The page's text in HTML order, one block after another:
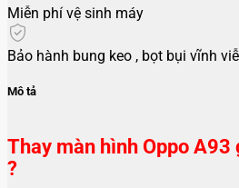
Miễn phí vệ sinh máy
Bảo hành bung keo , bọt bụi vĩnh
Mô tả
Thay màn hình Oppo
?